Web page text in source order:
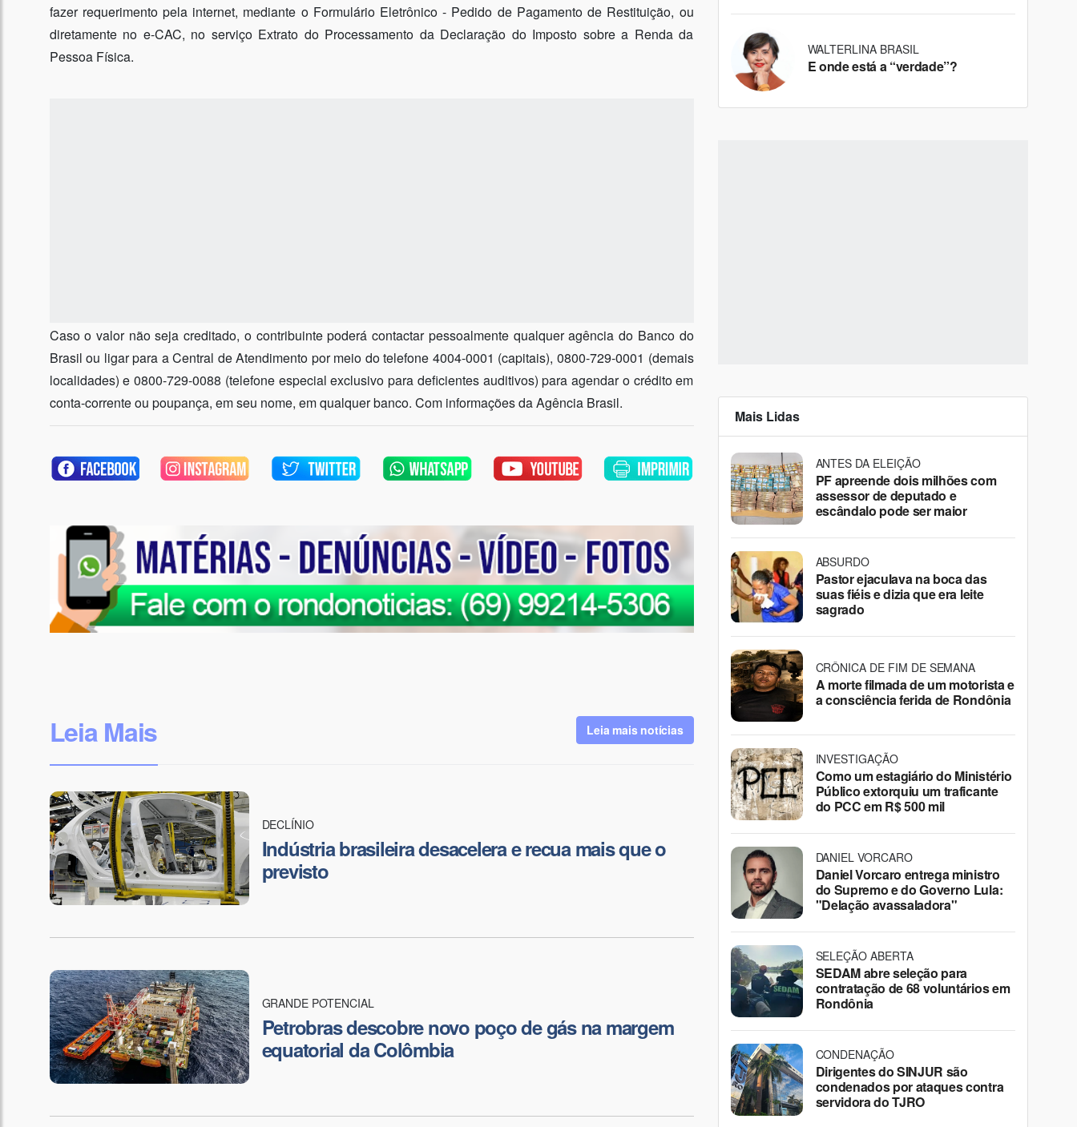
fazer requerimento pela internet, mediante o Formulário Eletrônico - Pedido de Pagamento de Restituição, ou
diretamente no e-CAC, no serviço Extrato do Processamento da Declaração do Imposto sobre a Renda da
Pessoa Física.
Caso o valor não seja creditado, o contribuinte poderá contactar pessoalmente qualquer agência do Banco do
Brasil ou ligar para a Central de Atendimento por meio do telefone 4004-0001 (capitais), 0800-729-0001 (demais
localidades) e 0800-729-0088 (telefone especial exclusivo para deficientes auditivos) para agendar o crédito em
conta-corrente ou poupança, em seu nome, em qualquer banco. Com informações da Agência Brasil.
Leia Mais Leia mais notícias
DECLÍNIO
Indústria brasileira desacelera e recua mais que o
previsto
GRANDE POTENCIAL
Petrobras descobre novo poço de gás na margem
equatorial da Colômbia
WALTERLINA BRASIL
E onde está a “verdade”?
Mais Lidas
ANTES DA ELEIÇÃO
PF apreende dois milhões com
assessor de deputado e
escândalo pode ser maior
ABSURDO
Pastor ejaculava na boca das
suas fiéis e dizia que era leite
sagrado
CRÔNICA DE FIM DE SEMANA
A morte filmada de um motorista e
a consciência ferida de Rondônia
INVESTIGAÇÃO
Como um estagiário do Ministério
Público extorquiu um traficante
do PCC em R$ 500 mil
DANIEL VORCARO
Daniel Vorcaro entrega ministro
do Supremo e do Governo Lula:
"Delação avassaladora"
SELEÇÃO ABERTA
SEDAM abre seleção para
contratação de 68 voluntários em
Rondônia
CONDENAÇÃO
Dirigentes do SINJUR são
condenados por ataques contra
servidora do TJRO